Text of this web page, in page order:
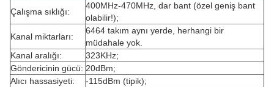
Çalışma sıklığı:
400MHz-470MHz, dar bant (özel geniş bant
olabilir!);
Kanal miktarları:
6464 takım aynı yerde, herhangi bir
müdahale yok.
Kanal aralığı:
323KHz;
Göndericinin gücü: 20dBm;
Alıcı hassasiyeti:
-115dBm (tipik);